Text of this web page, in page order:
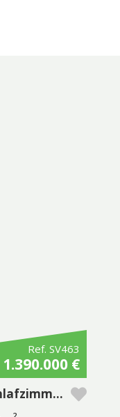
Ref. SV463
1.390.000 €
Villa in erster Golflinie mit fier Schlafzimmern und pool - Pestana Silves Golf Resort